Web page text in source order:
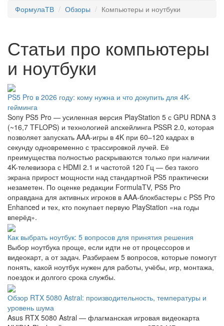
ФормулаТВ Обзоры Компьютеры и ноутбуки
Статьи про компьютеры
и ноутбуки
PS5 Pro в 2026 году: кому нужна и что докупить для 4K-
гейминга
Sony PS5 Pro — усиленная версия PlayStation 5 с GPU RDNA 3
(~16,7 TFLOPS) и технологией апскейлинга PSSR 2.0, которая
позволяет запускать AAA-игры в 4K при 60–120 кадрах в
секунду одновременно с трассировкой лучей. Её
преимущества полностью раскрываются только при наличии
4K-телевизора с HDMI 2.1 и частотой 120 Гц — без такого
экрана прирост мощности над стандартной PS5 практически
незаметен. По оценке редакции FormulaTV, PS5 Pro
оправдана для активных игроков в AAA-блокбастеры с PS5 Pro
Enhanced и тех, кто покупает первую PlayStation «на годы
вперёд».
Как выбрать ноутбук: 5 вопросов для принятия решения
Выбор ноутбука проще, если идти не от процессоров и
видеокарт, а от задач. Разбираем 5 вопросов, которые помогут
понять, какой ноутбук нужен для работы, учёбы, игр, монтажа,
поездок и долгого срока службы.
Обзор RTX 5080 Astral: производительность, температуры и
уровень шума
Asus RTX 5080 Astral — флагманская игровая видеокарта